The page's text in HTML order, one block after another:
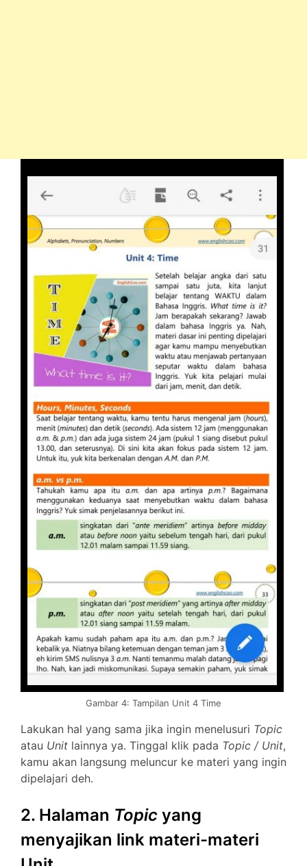
Gambar 4: Tampilan Unit 4 Time
Lakukan hal yang sama jika ingin menelusuri Topic
atau Unit lainnya ya. Tinggal klik pada Topic / Unit,
kamu akan langsung meluncur ke materi yang ingin
dipelajari deh.
2. Halaman Topic yang
menyajikan link materi-materi